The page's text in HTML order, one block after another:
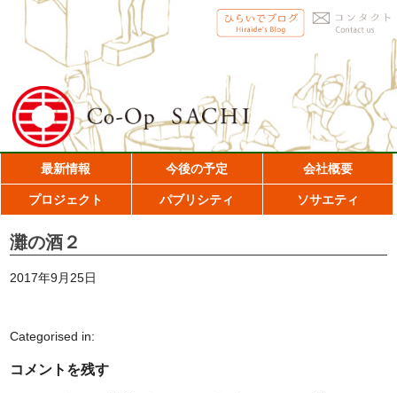
最新情報 今後の予定 会社概要
プロジェクト パブリシティ ソサエティ
灘の酒２
2017年9月25日
Categorised in:
コメントを残す